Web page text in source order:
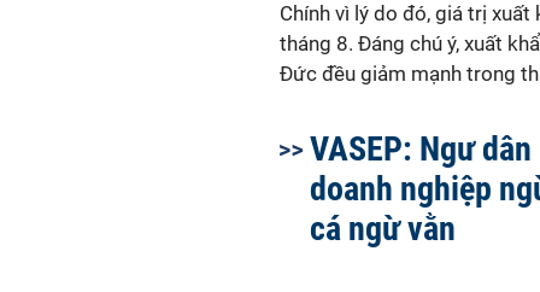
Chính vì lý do đó, giá trị
tháng 8. Đáng chú ý, xuất
Đức đều giảm mạnh trong
VASEP: Ngư
doanh nghiệp
cá ngừ vằn